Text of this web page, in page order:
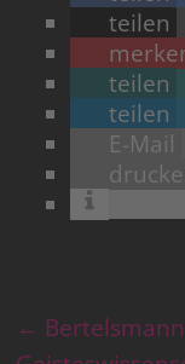
teilen
teilen
teilen
E-Mail
←